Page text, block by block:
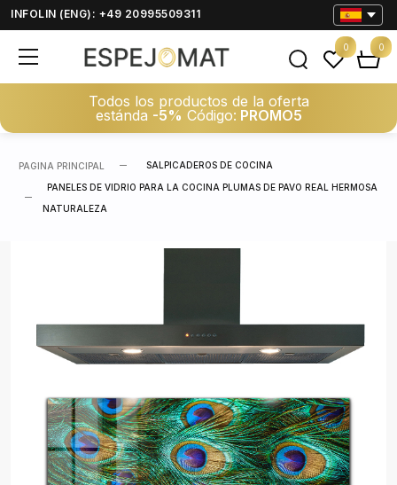
INFOLIN (ENG): +49 20995509311
Todos los productos de la oferta
estánda -5% Código: PROMO5
0 0
PAGINA PRINCIPAL SALPICADEROS DE COCINA
PANELES DE VIDRIO PARA LA COCINA PLUMAS DE PAVO REAL HERMOSA
NATURALEZA